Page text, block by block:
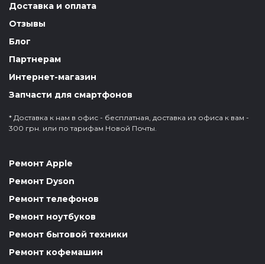
Доставка и оплата
Отзывы
Блог
Партнерам
Интернет-магазин
Запчасти для смартфонов
* Доставка к нам в офис - бесплатная, доставка из офиса к вам -
300 грн. или по тарифам Новой Почты.
Ремонт Apple
Ремонт Dyson
Ремонт телефонов
Ремонт ноутбуков
Ремонт бытовой техники
Ремонт кофемашин